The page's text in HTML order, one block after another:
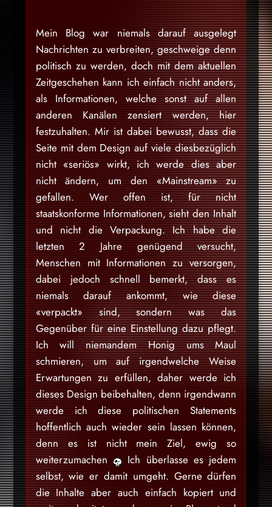
Mein Blog war niemals darauf ausgelegt
Nachrichten zu verbreiten, geschweige denn
politisch zu werden, doch mit dem aktuellen
Zeitgeschehen kann ich einfach nicht anders,
als Informationen, welche sonst auf allen
anderen Kanälen zensiert werden, hier
festzuhalten. Mir ist dabei bewusst, dass die
Seite mit dem Design auf viele diesbezüglich
nicht «seriös» wirkt, ich werde dies aber
nicht ändern, um den «Mainstream» zu
gefallen. Wer offen ist, für nicht
staatskonforme Informationen, sieht den Inhalt
und nicht die Verpackung. Ich habe die
letzten 2 Jahre genügend versucht,
Menschen mit Informationen zu versorgen,
dabei jedoch schnell bemerkt, dass es
niemals darauf ankommt, wie diese
«verpackt» sind, sondern was das
Gegenüber für eine Einstellung dazu pflegt.
Ich will niemandem Honig ums Maul
schmieren, um auf irgendwelche Weise
Erwartungen zu erfüllen, daher werde ich
dieses Design beibehalten, denn irgendwann
werde ich diese politischen Statements
hoffentlich auch wieder sein lassen können,
denn es ist nicht mein Ziel, ewig so
weiterzumachen
Ich überlasse es jedem
selbst, wie er damit umgeht. Gerne dürfen
die Inhalte aber auch einfach kopiert und